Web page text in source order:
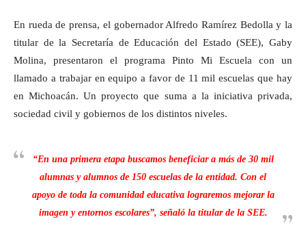
En rueda de prensa, el gobernador Alfredo Ramírez Bedolla y la
titular de la Secretaría de Educación del Estado (SEE), Gaby
Molina, presentaron el programa Pinto Mi Escuela con un
llamado a trabajar en equipo a favor de 11 mil escuelas que hay
en Michoacán. Un proyecto que suma a la iniciativa privada,
sociedad civil y gobiernos de los distintos niveles.
“En una primera etapa buscamos beneficiar a más de 30 mil
alumnas y alumnos de 150 escuelas de la entidad. Con el
apoyo de toda la comunidad educativa lograremos mejorar la
imagen y entornos escolares”, señaló la titular de la SEE.